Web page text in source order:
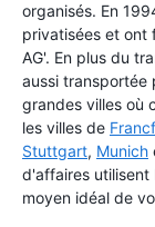
organisés. En
privatisées et ont
AG'. En plus du
aussi transportée
grandes villes où
les villes de
Stuttgart, Munich
d'affaires utilisent
moyen idéal de